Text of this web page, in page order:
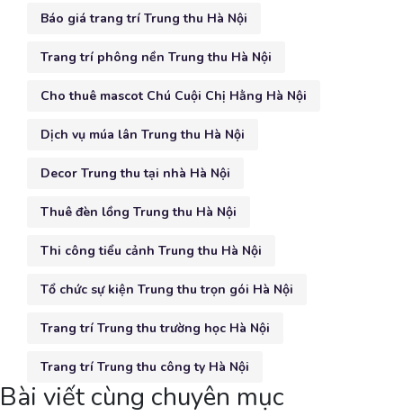
Báo giá trang trí Trung thu Hà Nội
Trang trí phông nền Trung thu Hà Nội
Cho thuê mascot Chú Cuội Chị Hằng Hà Nội
Dịch vụ múa lân Trung thu Hà Nội
Decor Trung thu tại nhà Hà Nội
Thuê đèn lồng Trung thu Hà Nội
Thi công tiểu cảnh Trung thu Hà Nội
Tổ chức sự kiện Trung thu trọn gói Hà Nội
Trang trí Trung thu trường học Hà Nội
Trang trí Trung thu công ty Hà Nội
Bài viết cùng chuyên mục